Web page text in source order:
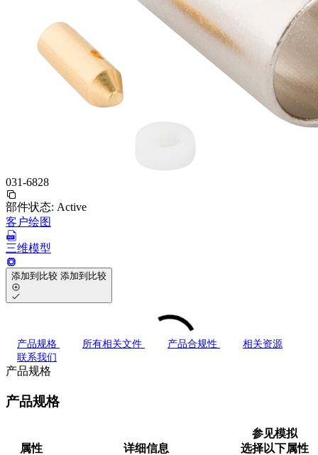
031-6828
部件状态: Active
客户绘图
三维模型
添加到比较 添加到比较
产品规格 所有相关文件 产品合规性
相关资源
联系我们
产品规格
产品规格
属性 详细信息
参见模拟
选择以下属性